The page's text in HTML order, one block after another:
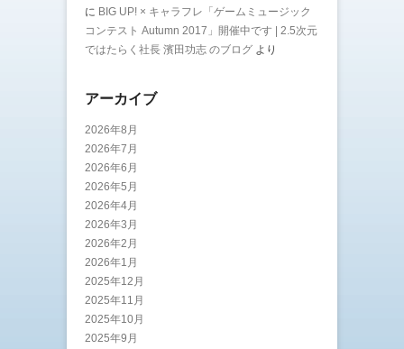
に BIG UP! × キャラフレ「ゲームミュージック
コンテスト Autumn 2017」開催中です | 2.5次元
ではたらく社長 濱田功志 のブログ より
アーカイブ
2026年8月
2026年7月
2026年6月
2026年5月
2026年4月
2026年3月
2026年2月
2026年1月
2025年12月
2025年11月
2025年10月
2025年9月